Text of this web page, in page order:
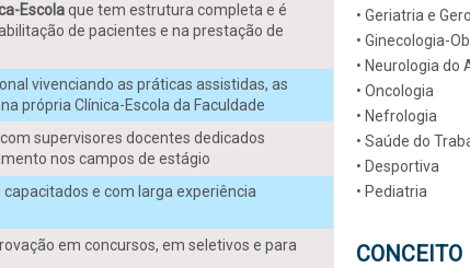
Escolaque tem estrutura completa e é
de pacientes e na prestação de
vivenciando as práticas assistidas, as
própria Clínica-Escola da Faculdade
supervisores docentes dedicados
nos campos de estágio
e com larga experiência
em concursos, em seletivos e para
• Geriatria e
• Ginecologia-
• Neurologia do
• Oncologia
• Nefrologia
• Saúde do
• Desportiva
• Pediatria